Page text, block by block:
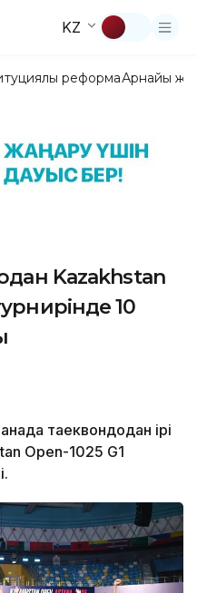
KZ
реформаАрнайы
Kazakhstan
10
таеквондодан ірі
Open-1025 G1